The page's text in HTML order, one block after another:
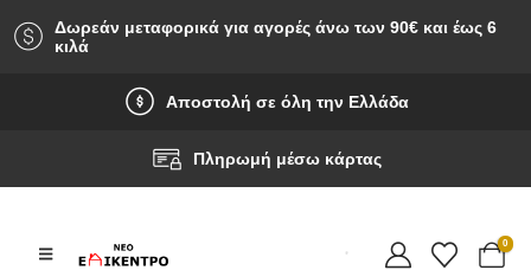
Δωρεάν μεταφορικά για αγορές άνω των 90‎€ και έως 6
κιλά
Αποστολή σε όλη την Ελλάδα
Πληρωμή μέσω κάρτας
0